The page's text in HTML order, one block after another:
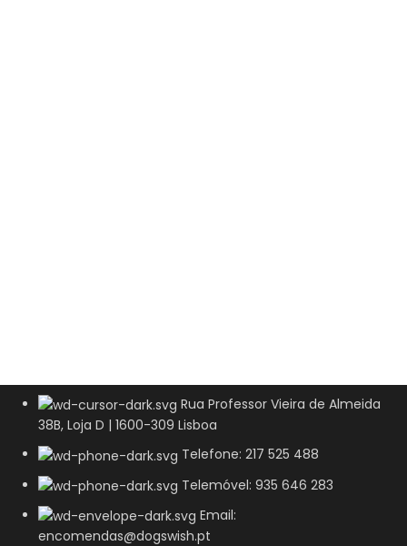
Rua Professor Vieira de Almeida
38B, Loja D | 1600-309 Lisboa
Telefone: 217 525 488
Telemóvel: 935 646 283
Email:
encomendas@dogswish.pt